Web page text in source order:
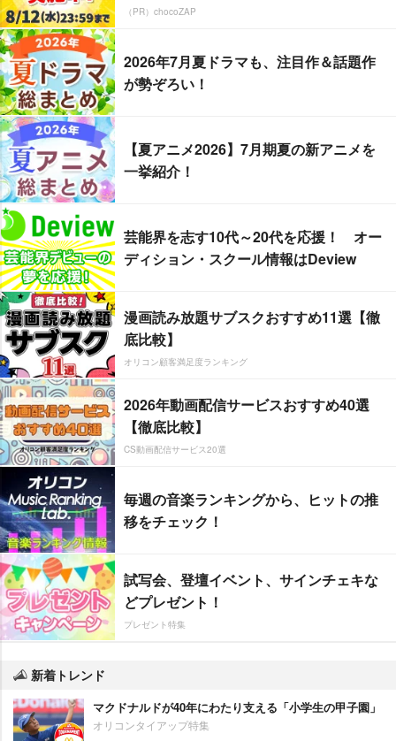
（PR）chocoZAP
2026年7月夏ドラマも、注目作＆話題作
が勢ぞろい！
【夏アニメ2026】7月期夏の新アニメを
一挙紹介！
芸能界を志す10代～20代を応援！ オー
ディション・スクール情報はDeview
漫画読み放題サブスクおすすめ11選【徹
底比較】
オリコン顧客満足度ランキング
2026年動画配信サービスおすすめ40選
【徹底比較】
CS動画配信サービス20選
毎週の音楽ランキングから、ヒットの推
移をチェック！
試写会、登壇イベント、サインチェキな
どプレゼント！
プレゼント特集
新着トレンド
マクドナルドが40年にわたり支える「小学生の甲子園」
オリコンタイアップ特集